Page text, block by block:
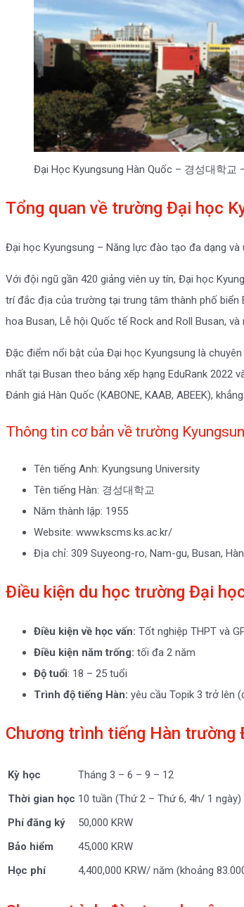
Đại Học Kyungsung Hàn Quốc – 경성대학교
Tổng quan về trường Đại học
Đại học Kyungsung – Năng lực đào tạo đa dạng và
Với đội ngũ gần 420 giảng viên uy tín, Đại học
trí đắc địa của trường tại trung tâm thành phố biển
hoa Busan, Lễ hội Quốc tế Rock and Roll Busan,
Đặc điểm nổi bật của Đại học Kyungsung là
nhất tại Busan theo bảng xếp hạng EduRank
Đánh giá Hàn Quốc (KABONE, KAAB, ABEEK),
Thông tin cơ bản về trường
Tên tiếng Anh: Kyungsung University
Tên tiếng Hàn: 경성대학교
Năm thành lập: 1955
Website: www.kscms.ks.ac.kr/
Địa chỉ: 309 Suyeong-ro, Nam-gu, Busan,
Điều kiện du học trường Đại
Điều kiện về học vấn: Tốt nghiệp THPT và
Điều kiện năm trống: tối đa 2 năm
Độ tuổi: 18 – 25 tuổi
Trình độ tiếng Hàn: yêu cầu Topik 3 trở lên
Chương trình tiếng Hàn trường
Kỳ học
Tháng 3 – 6 – 9 – 12
Thời gian học 10 tuần (Thứ 2 – Thứ 6, 4h/ 1 ngày)
Phí đăng ký
50,000 KRW
Bảo hiểm
45,000 KRW
Học phí
4,400,000 KRW/ năm (khoảng